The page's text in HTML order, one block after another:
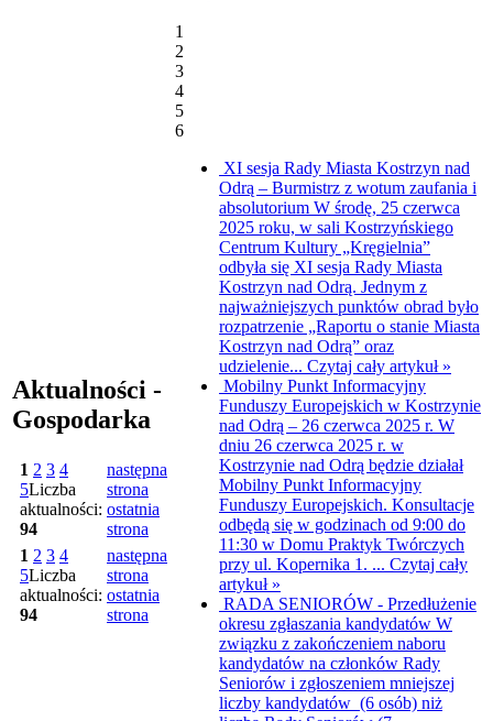
Aktualności -
Gospodarka
1 2 3 4
5Liczba
aktualności:
94
następna
strona
ostatnia
strona
1 2 3 4
5Liczba
aktualności:
94
następna
strona
ostatnia
strona
1
2
3
4
5
6
XI sesja Rady Miasta Kostrzyn nad
Odrą – Burmistrz z wotum zaufania i
absolutorium W środę, 25 czerwca
2025 roku, w sali Kostrzyńskiego
Centrum Kultury „Kręgielnia”
odbyła się XI sesja Rady Miasta
Kostrzyn nad Odrą. Jednym z
najważniejszych punktów obrad było
rozpatrzenie „Raportu o stanie Miasta
Kostrzyn nad Odrą” oraz
udzielenie... Czytaj cały artykuł »
Mobilny Punkt Informacyjny
Funduszy Europejskich w Kostrzynie
nad Odrą – 26 czerwca 2025 r. W
dniu 26 czerwca 2025 r. w
Kostrzynie nad Odrą będzie działał
Mobilny Punkt Informacyjny
Funduszy Europejskich. Konsultacje
odbędą się w godzinach od 9:00 do
11:30 w Domu Praktyk Twórczych
przy ul. Kopernika 1. ... Czytaj cały
artykuł »
RADA SENIORÓW - Przedłużenie
okresu zgłaszania kandydatów W
związku z zakończeniem naboru
kandydatów na członków Rady
Seniorów i zgłoszeniem mniejszej
liczby kandydatów (6 osób) niż